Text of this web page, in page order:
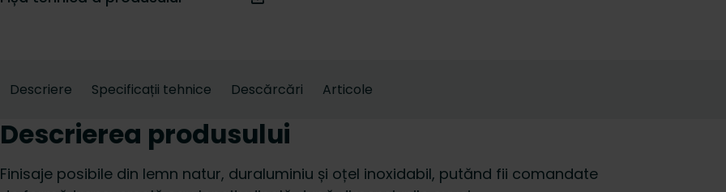
Descriere Specificații tehnice Descărcări Articole
Descrierea produsului
Finisaje posibile din lemn natur, duraluminiu și oțel inoxidabil, putănd fii comandate